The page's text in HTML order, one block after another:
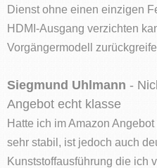
Dienst ohne einen einzigen
HDMI-Ausgang verzichten
Vorgängermodell
Siegmund Uhlmann -
Angebot echt klasse
Hatte ich im Amazon
sehr stabil, ist jedoch auch
Kunststoffausführung die ich